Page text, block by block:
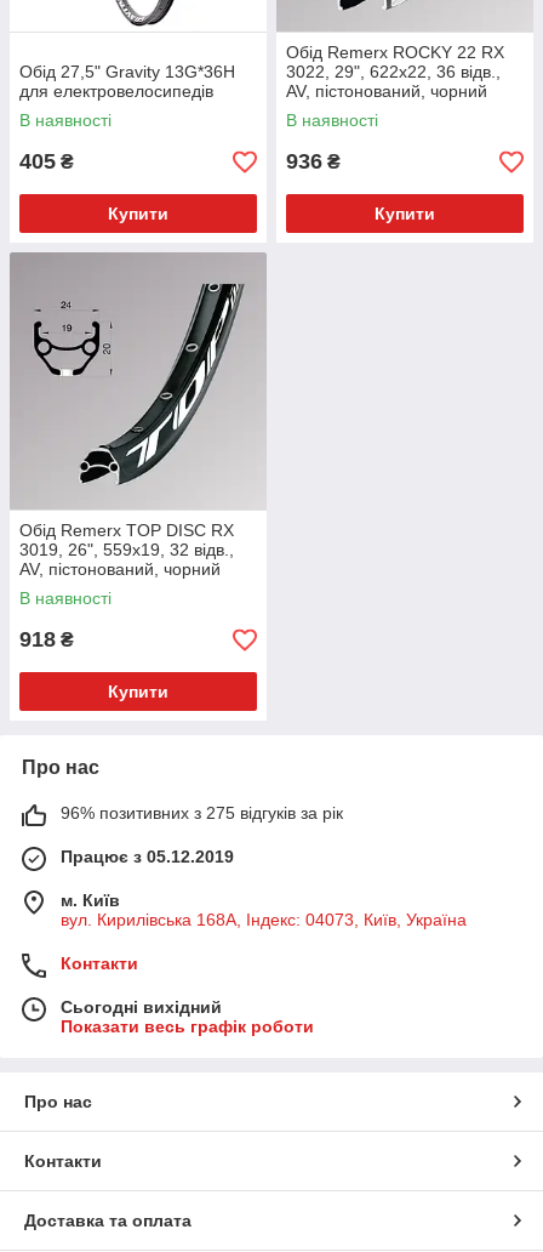
Обід 27,5" Gravity 13G*36H
для електровелосипедів
В наявності
405 ₴
Купити
Обід Remerx ROCKY 22 RX
3022, 29", 622x22, 36 відв.,
AV, пістонований, чорний
анодований, E-Bi
В наявності
936 ₴
Купити
Обід Remerx TOP DISC RX
3019, 26", 559x19, 32 відв.,
AV, пістонований, чорний
анодований
В наявності
918 ₴
Купити
Про нас
96% позитивних з 275 відгуків за рік
Працює з 05.12.2019
м. Київ
вул. Кирилівська 168A, Індекс: 04073, Київ, Україна
Контакти
Сьогодні вихідний
Показати весь графік роботи
Про нас
Контакти
Доставка та оплата